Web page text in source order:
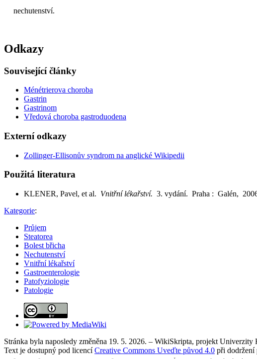
nechutenství.
Odkazy
Související články
Ménétrierova choroba
Gastrin
Gastrinom
Vředová choroba gastroduodena
Externí odkazy
Zollinger-Ellisonův syndrom na anglické Wikipedii
Použitá literatura
KLENER, Pavel, et al. Vnitřní lékařství. 3. vydání. Praha : Galén,
Kategorie:
Průjem
Steatorea
Bolest břicha
Nechutenství
Vnitřní lékařství
Gastroenterologie
Patofyziologie
Patologie
Stránka byla naposledy změněna 19. 5. 2026. – WikiSkripta, projekt
Text je dostupný pod licencíCreative Commons Uveďte původ 4.0 při dodržení